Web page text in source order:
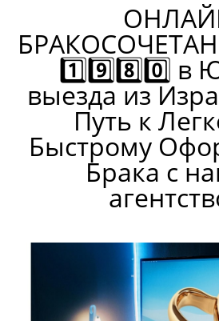
1️⃣9️⃣8️⃣0️⃣ в
выезда из
Путь к
Быстрому
Брака с